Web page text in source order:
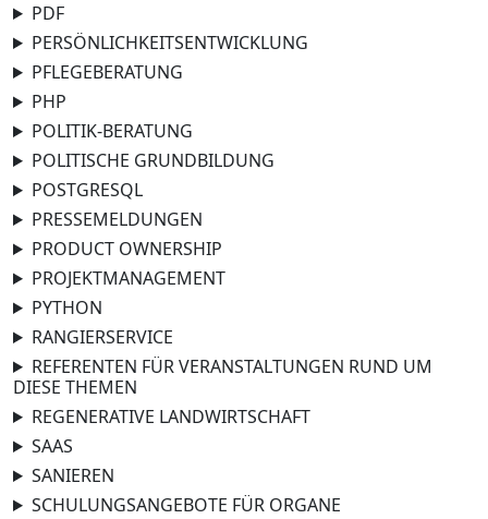
PDF
PERSÖNLICHKEITSENTWICKLUNG
PFLEGEBERATUNG
PHP
POLITIK-BERATUNG
POLITISCHE GRUNDBILDUNG
POSTGRESQL
PRESSEMELDUNGEN
PRODUCT OWNERSHIP
PROJEKTMANAGEMENT
PYTHON
RANGIERSERVICE
REFERENTEN FÜR VERANSTALTUNGEN RUND UM
DIESE THEMEN
REGENERATIVE LANDWIRTSCHAFT
SAAS
SANIEREN
SCHULUNGSANGEBOTE FÜR ORGANE